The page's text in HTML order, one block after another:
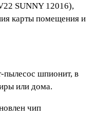
SUNNY 12016),
карты помещения и
шпионит, в
или дома.
чип